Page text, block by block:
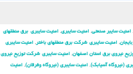
, امنیت سایبر صنعتی, امنیت سایبری, امنیت سایبری برق منطقهای
, امنیت سایبری شركت برق منطقهای باختر , امنیت سایبری
نیروی برق استان اصفهان, امنیت سایبری شركت توزیع نیروی
(نیروگاه آسیابک), امنیت سایبری (نیروگاه وفرقان), امنیت